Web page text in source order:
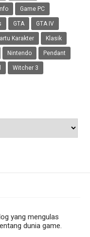
Game PC
GTA GTA IV
Karakter Klasik
Nintendo Pendant
Witcher 3
yang mengulas
dunia game.